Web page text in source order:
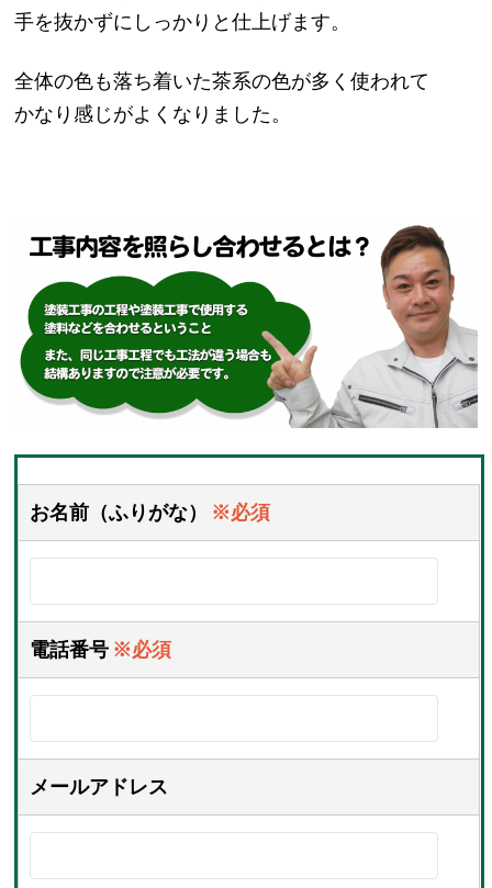
手を抜かずにしっかりと仕上げます。
全体の色も落ち着いた茶系の色が多く使われて
かなり感じがよくなりました。
お名前（ふりがな） ※必須
電話番号 ※必須
メールアドレス